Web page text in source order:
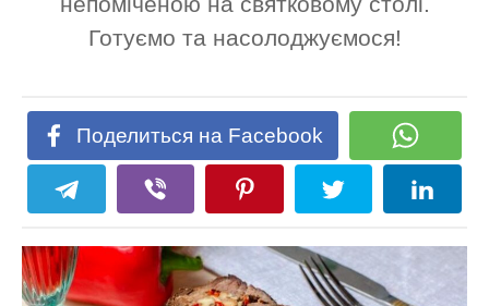
Готуємо та насолоджуємося!
Поделиться на Facebook